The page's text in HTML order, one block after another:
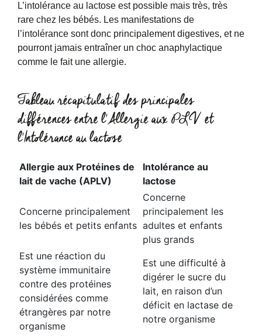
L’intolérance au lactose est possible mais très, très
rare chez les bébés. Les manifestations de
l’intolérance sont donc principalement digestives, et ne
pourront jamais entraîner un choc anaphylactique
comme le fait une allergie.
Tableau récapitulatif des principales
différences entre l'Allergie aux PLV et
l'Intolérance au lactose
Allergie aux Protéines de
lait de vache (APLV)
Intolérance au
lactose
Concerne principalement
les bébés et petits enfants
Concerne
principalement les
adultes et enfants
plus grands
Est une réaction du
système immunitaire
contre des protéines
considérées comme
étrangères par notre
organisme
Est une difficulté à
digérer le sucre du
lait, en raison d’un
déficit en lactase de
notre organisme